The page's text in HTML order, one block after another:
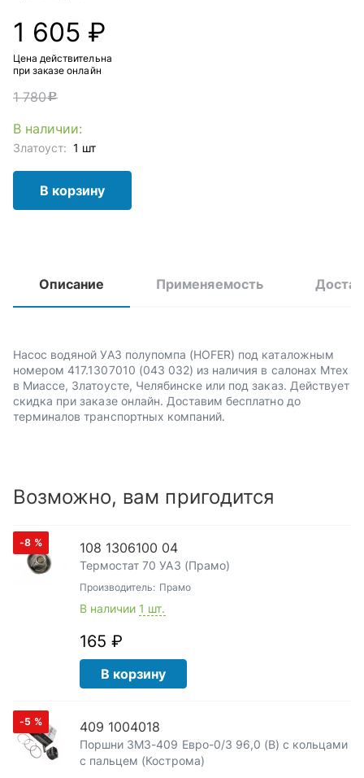
1 605 ₽
Цена действительна
при заказе онлайн
1 780c
В наличии:
Златоуст: 1 шт
В корзину
Описание Применяемость
Насос водяной УАЗ полупомпа (HOFER) под каталожным
номером 417.1307010 (043 032) из наличия в салонах Мтех
в Миассе, Златоусте, Челябинске или под заказ. Действует
скидка при заказе онлайн. Доставим бесплатно до
терминалов транспортных компаний.
Возможно, вам пригодится
-8 % 108 1306100 04
Термостат 70 УАЗ (Прамо)
Производитель: Прамо
В наличии 1 шт.
165 ₽
В корзину
-5 % 409 1004018
Поршни ЗМЗ-409 Евро-0/3 96,0 (В) с кольцами
с пальцем (Кострома)